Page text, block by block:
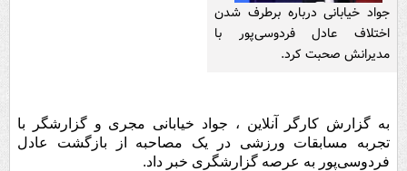
جواد خیابانی درباره برطرف شدن
اختلاف عادل فردوسی‌پور با
مدیرانش صحبت کرد.
به گزارش کارگر آنلاین ، جواد خیابانی مجری و گزارشگر با
تجربه مسابقات ورزشی در یک مصاحبه از بازگشت عادل
فردوسی‌پور به عرصه گزارشگری خبر داد.